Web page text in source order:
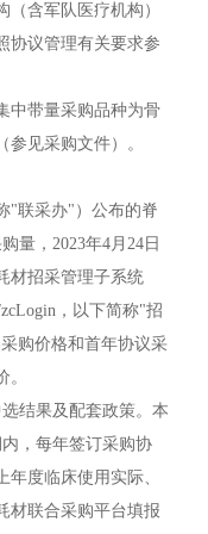
（含军队医疗机构）
协议管理有关要求参
中带量采购品种为骨
见采购文件）。
"联采办"）公布的脊
量，2023年4月24日
材招采管理子系统
zcLogin，以下简称"招
购价格和首年协议采
结果及配套政策。本
，每年签订采购协
度临床使用实际、
材联合采购平台填报